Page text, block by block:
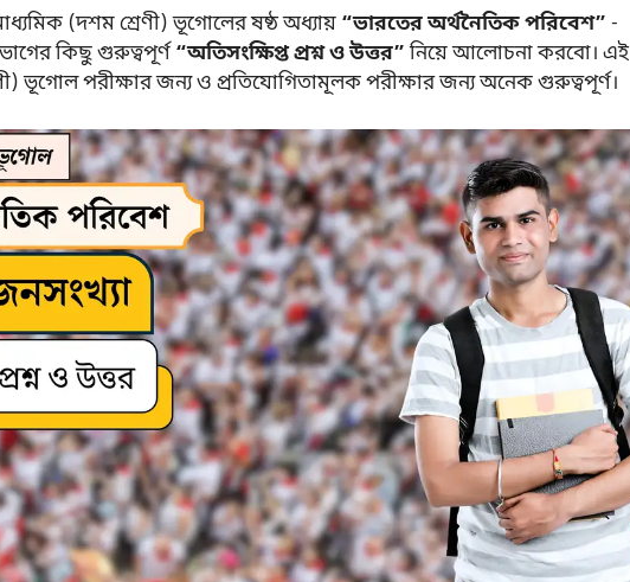
(দশম শ্রেণী) ভূগোলের ষষ্ঠ অধ্যায় “ভারতের অর্থনৈতিক পরিবেশ” -
কিছু গুরুত্বপূর্ণ “অতিসংক্ষিপ্ত প্রশ্ন ও উত্তর”নিয়ে আলোচনা করবো। এই
ভূগোল পরীক্ষার জন্য ও প্রতিযোগিতামূলক পরীক্ষার জন্য অনেক গুরুত্বপূর্ণ।